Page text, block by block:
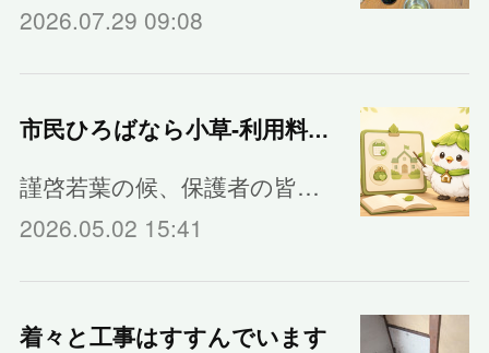
2026.07.29 09:08
市民ひろばなら小草‐利用料金のご案内
謹啓若葉の候、保護者の皆…
2026.05.02 15:41
着々と工事はすすんでいます